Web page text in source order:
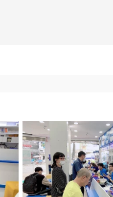
laptop sẽ bị hao mòn
Một số dấu hiệu cho thấy